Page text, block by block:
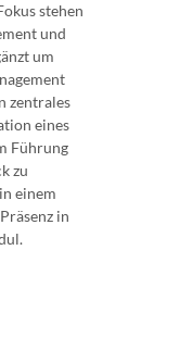
stehen
und
um
zentrales
eines
Führung
zu
einem
in